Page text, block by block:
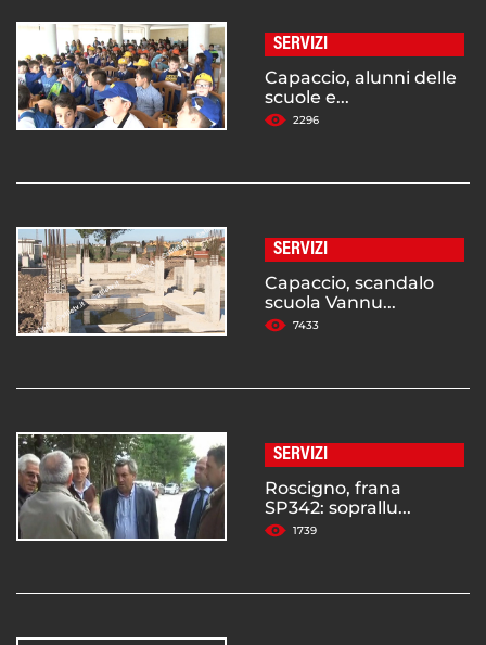
SERVIZI
Capaccio, alunni delle
scuole e...
2296
SERVIZI
Capaccio, scandalo
scuola Vannu...
7433
SERVIZI
Roscigno, frana
SP342: soprallu...
1739